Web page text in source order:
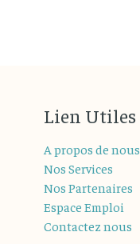
Lien Utiles
A propos de nous
Nos Services
Nos Partenaires
Espace Emploi
Contactez nous